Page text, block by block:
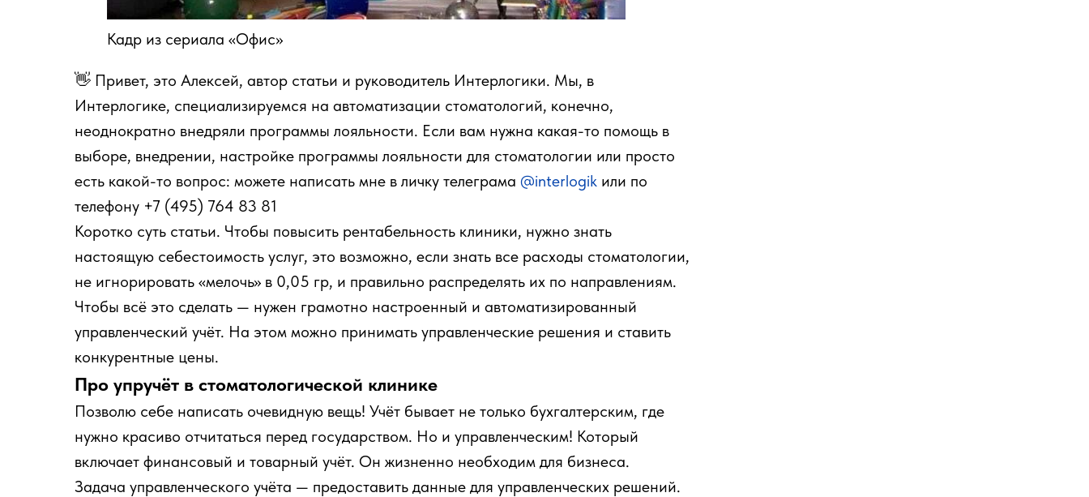
Кадр из сериала «Офис»
👋 Привет, это Алексей, автор статьи и руководитель Интерлогики. Мы, в
Интерлогике, специализируемся на автоматизации стоматологий, конечно,
неоднократно внедряли программы лояльности. Если вам нужна какая-то помощь в
выборе, внедрении, настройке программы лояльности для стоматологии или просто
есть какой-то вопрос: можете написать мне в личку телеграма @interlogik или по
телефону +7 (495) 764 83 81
Коротко суть статьи. Чтобы повысить рентабельность клиники, нужно знать
настоящую себестоимость услуг, это возможно, если знать все расходы стоматологии,
не игнорировать «мелочь» в 0,05 гр, и правильно распределять их по направлениям.
Чтобы всё это сделать — нужен грамотно настроенный и автоматизированный
управленческий учёт. На этом можно принимать управленческие решения и ставить
конкурентные цены.
Про упручёт в стоматологической клинике
Позволю себе написать очевидную вещь! Учёт бывает не только бухгалтерским, где
нужно красиво отчитаться перед государством. Но и управленческим! Который
включает финансовый и товарный учёт. Он жизненно необходим для бизнеса.
Задача управленческого учёта — предоставить данные для управленческих решений.